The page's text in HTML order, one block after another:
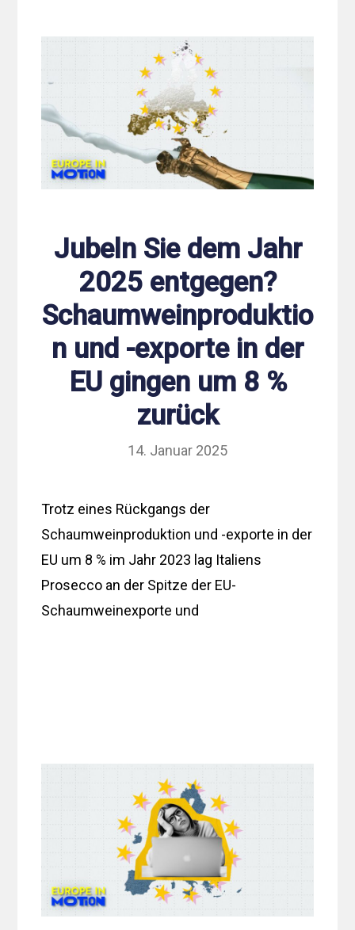
Jubeln Sie dem Jahr
2025 entgegen?
Schaumweinproduktio
n und -exporte in der
EU gingen um 8 %
zurück
14. Januar 2025
Trotz eines Rückgangs der
Schaumweinproduktion und -exporte in der
EU um 8 % im Jahr 2023 lag Italiens
Prosecco an der Spitze der EU-
Schaumweinexporte und